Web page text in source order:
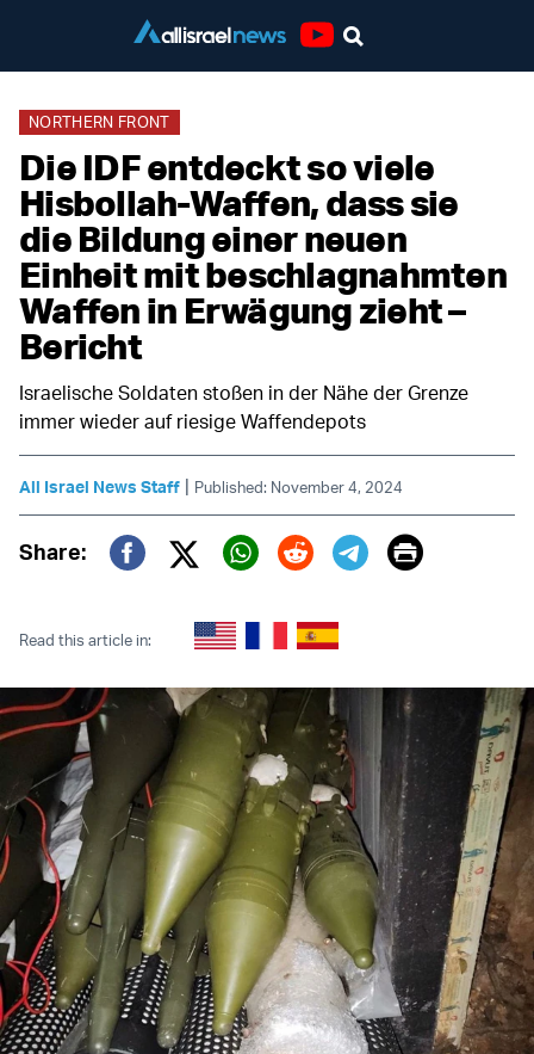
NORTHERN FRONT
Die IDF entdeckt so viele
Hisbollah-Waffen, dass sie
die Bildung einer neuen
Einheit mit beschlagnahmten
Waffen in Erwägung zieht –
Bericht
Israelische Soldaten stoßen in der Nähe der Grenze
immer wieder auf riesige Waffendepots
All Israel News Staff | Published: November 4, 2024
Share:
Twitter (X)
Print
Read this article in: